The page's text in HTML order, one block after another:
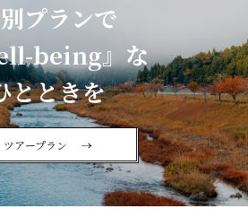
プランで
being』な
とときを
ツアープラン